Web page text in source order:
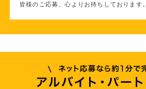
皆様のご応募、心よりお待ちしております。